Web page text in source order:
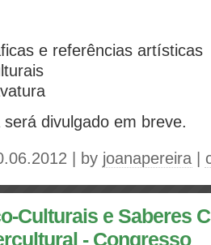
e referências artísticas
divulgado em breve.
| by joanapereira
Culturais e Saberes
- Congresso